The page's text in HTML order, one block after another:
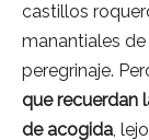
castillos
manantiales
peregrinaje.
que recuerdan
de acogida,